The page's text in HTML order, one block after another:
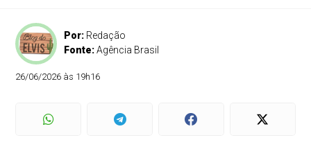
Por: Redação
Fonte:Agência Brasil
26/06/2026 às 19h16